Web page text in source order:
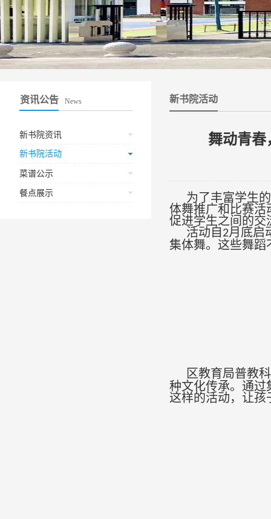
资讯公告 News
新书院资讯
新书院活动
菜谱公示
餐点展示
新书院活动
舞动青
为了丰富学生
体舞推广和比赛活
促进学生之间的交
活动自 2月底启
集体舞。这些舞
区教育局普教科
种文化传承。通过
这样的活动，让